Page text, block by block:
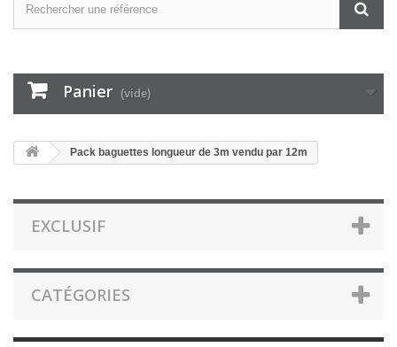
Panier (vide)
Pack baguettes longueur de 3m vendu par 12m
EXCLUSIF
CATÉGORIES